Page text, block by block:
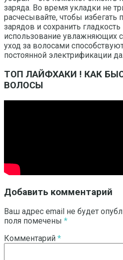
заряда. Во время укладки не
расчесывайте, чтобы избегать
зарядов и сохранить
использование увлажняющих
уход за волосами
постоянной электрификации
ТОП ЛАЙФХАКИ ! КАК
ВОЛОСЫ
Добавить комментарий
Ваш адрес email не будет
поля помечены *
Комментарий *